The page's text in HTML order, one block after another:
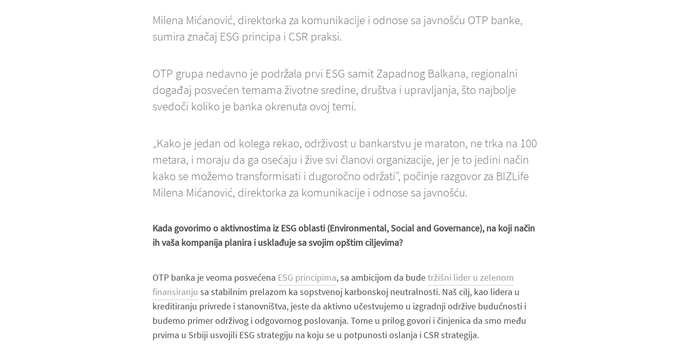
Milena Mićanović, direktorka za komunikacije i odnose sa javnošću OTP banke,
sumira značaj ESG principa i CSR praksi.
OTP grupa nedavno je podržala prvi ESG samit Zapadnog Balkana, regionalni
događaj posvećen temama životne sredine, društva i upravljanja, što najbolje
svedoči koliko je banka okrenuta ovoj temi.
„Kako je jedan od kolega rekao, održivost u bankarstvu je maraton, ne trka na 100
metara, i moraju da ga osećaju i žive svi članovi organizacije, jer je to jedini način
kako se možemo transformisati i dugoročno održati”, počinje razgovor za BIZLife
Milena Mićanović, direktorka za komunikacije i odnose sa javnošću.
Kada govorimo o aktivnostima iz ESG oblasti (Environmental, Social and Governance), na koji način
ih vaša kompanija planira i usklađuje sa svojim opštim ciljevima?
OTP banka je veoma posvećena ESG principima, sa ambicijom da budetržišni lider u zelenom
finansiranju sa stabilnim prelazom ka sopstvenoj karbonskoj neutralnosti. Naš cilj, kao lidera u
kreditiranju privrede i stanovništva, jeste da aktivno učestvujemo u izgradnji održive budućnosti i
budemo primer održivog i odgovornog poslovanja. Tome u prilog govori i činjenica da smo među
prvima u Srbiji usvojili ESG strategiju na koju se u potpunosti oslanja i CSR strategija.